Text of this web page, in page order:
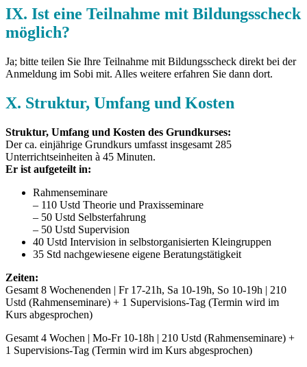
IX. Ist eine Teilnahme mit Bildungsscheck
möglich?
Ja; bitte teilen Sie Ihre Teilnahme mit Bildungsscheck direkt bei der
Anmeldung im Sobi mit. Alles weitere erfahren Sie dann dort.
X. Struktur, Umfang und Kosten
Struktur, Umfang und Kosten des Grundkurses:
Der ca. einjährige Grundkurs umfasst insgesamt 285
Unterrichtseinheiten à 45 Minuten.
Er ist aufgeteilt in:
Rahmenseminare
– 110 Ustd Theorie und Praxisseminare
– 50 Ustd Selbsterfahrung
– 50 Ustd Supervision
40 Ustd Intervision in selbstorganisierten Kleingruppen
35 Std nachgewiesene eigene Beratungstätigkeit
Zeiten:
Gesamt 8 Wochenenden | Fr 17-21h, Sa 10-19h, So 10-19h | 210
Ustd (Rahmenseminare) + 1 Supervisions-Tag (Termin wird im
Kurs abgesprochen)
Gesamt 4 Wochen | Mo-Fr 10-18h | 210 Ustd (Rahmenseminare) +
1 Supervisions-Tag (Termin wird im Kurs abgesprochen)